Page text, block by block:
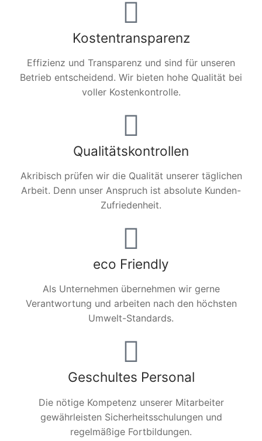
Kostentransparenz
Effizienz und Transparenz und sind für unseren
Betrieb entscheidend. Wir bieten hohe Qualität bei
voller Kostenkontrolle.
Qualitätskontrollen
Akribisch prüfen wir die Qualität unserer täglichen
Arbeit. Denn unser Anspruch ist absolute Kunden-
Zufriedenheit.
eco Friendly
Als Unternehmen übernehmen wir gerne
Verantwortung und arbeiten nach den höchsten
Umwelt-Standards.
Geschultes Personal
Die nötige Kompetenz unserer Mitarbeiter
gewährleisten Sicherheitsschulungen und
regelmäßige Fortbildungen.